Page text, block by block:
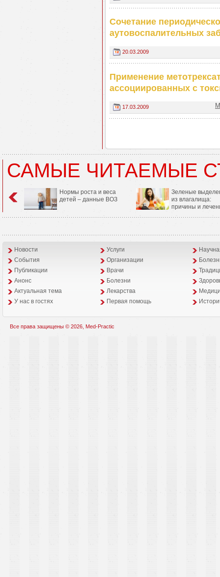
Сочетание
аутовоспалительных
20.03.2009
Применение
ассоциированных с
17.03.2009
САМЫЕ ЧИТАЕМЫЕ
Нормы роста и веса
детей – данные ВОЗ
Зеленые
из влагалища:
причины и
Новости Услуги
События
Организации
Публикации
Врачи
Анонс
Болезни
Aктуальная тема
Лекарства
У нас в гостях
Первая помощь
Все права защищены © 2026, Med-Practic